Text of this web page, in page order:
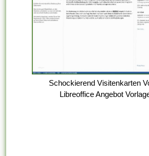
Schockierend Visitenkarten
Libreoffice Angebot